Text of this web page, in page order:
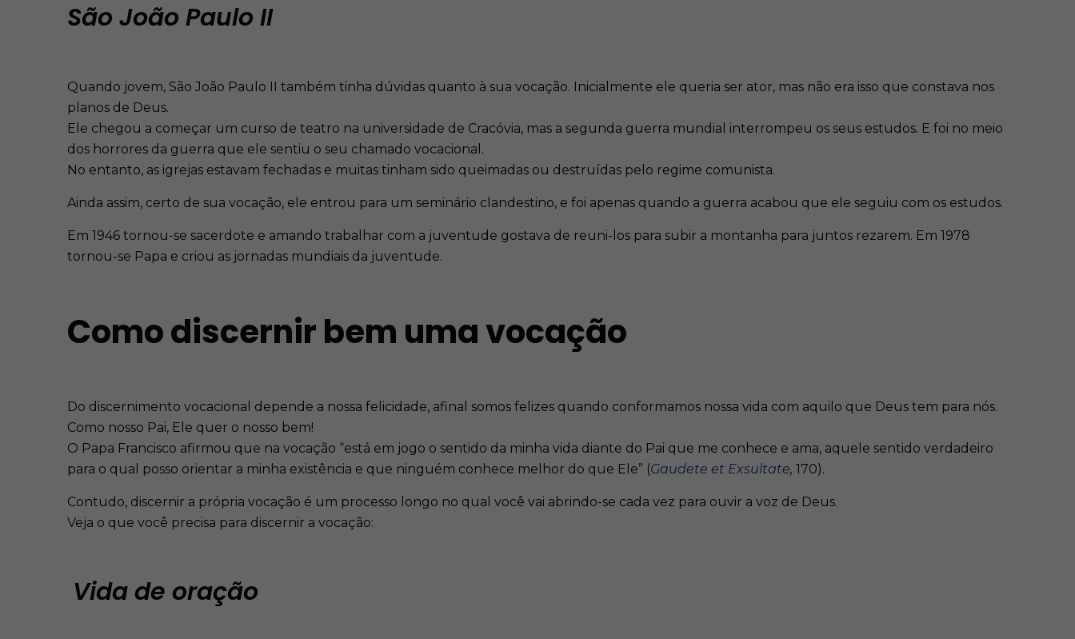
São João Paulo II
Quando jovem, São João Paulo II também tinha dúvidas quanto à sua vocação. Inicialmente ele queria ser ator, mas não era isso que constava nos
planos de Deus.
Ele chegou a começar um curso de teatro na universidade de Cracóvia, mas a segunda guerra mundial interrompeu os seus estudos. E foi no meio
dos horrores da guerra que ele sentiu o seu chamado vocacional.
No entanto, as igrejas estavam fechadas e muitas tinham sido queimadas ou destruídas pelo regime comunista.
Ainda assim, certo de sua vocação, ele entrou para um seminário clandestino, e foi apenas quando a guerra acabou que ele seguiu com os estudos.
Em 1946 tornou-se sacerdote e amando trabalhar com a juventude gostava de reuni-los para subir a montanha para juntos rezarem. Em 1978
tornou-se Papa e criou as jornadas mundiais da juventude.
Como discernir bem uma vocação
Do discernimento vocacional depende a nossa felicidade, afinal somos felizes quando conformamos nossa vida com aquilo que Deus tem para nós.
Como nosso Pai, Ele quer o nosso bem!
O Papa Francisco afirmou que na vocação “está em jogo o sentido da minha vida diante do Pai que me conhece e ama, aquele sentido verdadeiro
para o qual posso orientar a minha existência e que ninguém conhece melhor do que Ele” (Gaudete et Exsultate, 170).
Contudo, discernir a própria vocação é um processo longo no qual você vai abrindo-se cada vez para ouvir a voz de Deus.
Veja o que você precisa para discernir a vocação:
Vida de oração